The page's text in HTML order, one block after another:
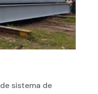
sistema de